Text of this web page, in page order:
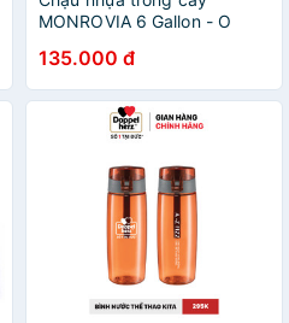
MONROVIA 6 Gallon - O
ngoài trời, sân vườn, tiêu
chuẩn Châu Âu
135.000 đ